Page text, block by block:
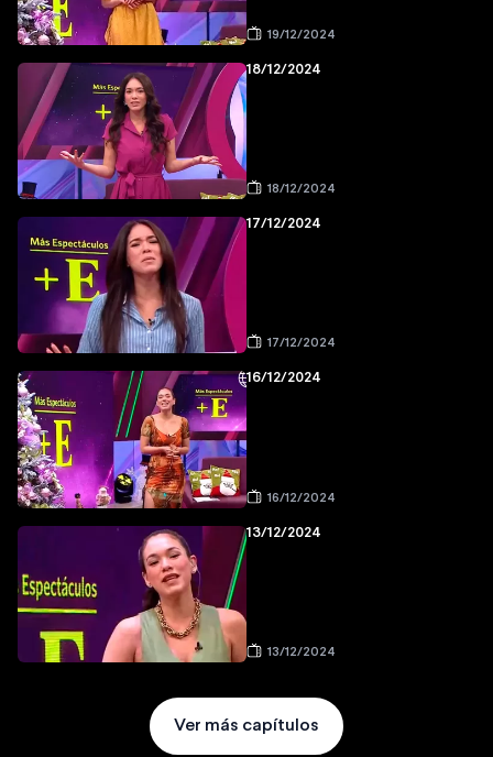
19/12/2024
18/12/2024
18/12/2024
17/12/2024
17/12/2024
16/12/2024
16/12/2024
13/12/2024
13/12/2024
Ver más capítulos